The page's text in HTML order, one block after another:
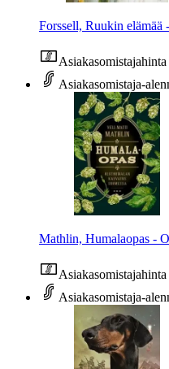
Forssell, Ruukin
Asiakasomistajahinta
Asiakasomistaja-
Mathlin, Humalaopas -
Asiakasomistajahinta
Asiakasomistaja-